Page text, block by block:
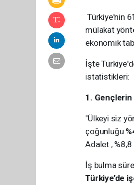
Türkiye'nin
mülakat
ekonomik
İşte
istatistikleri:
1.
"Ülkeyi siz
çoğunluğu
Adalet , %8,8
İş bulma
Türkiye’de